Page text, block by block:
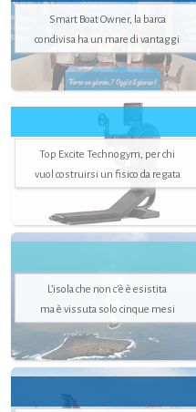
Smart Boat Owner, la barca
condivisa ha un mare di vantaggi
Top Excite Technogym, per chi
vuol costruirsi un fisico da regata
L’isola che non c'è è esistita
ma è vissuta solo cinque mesi